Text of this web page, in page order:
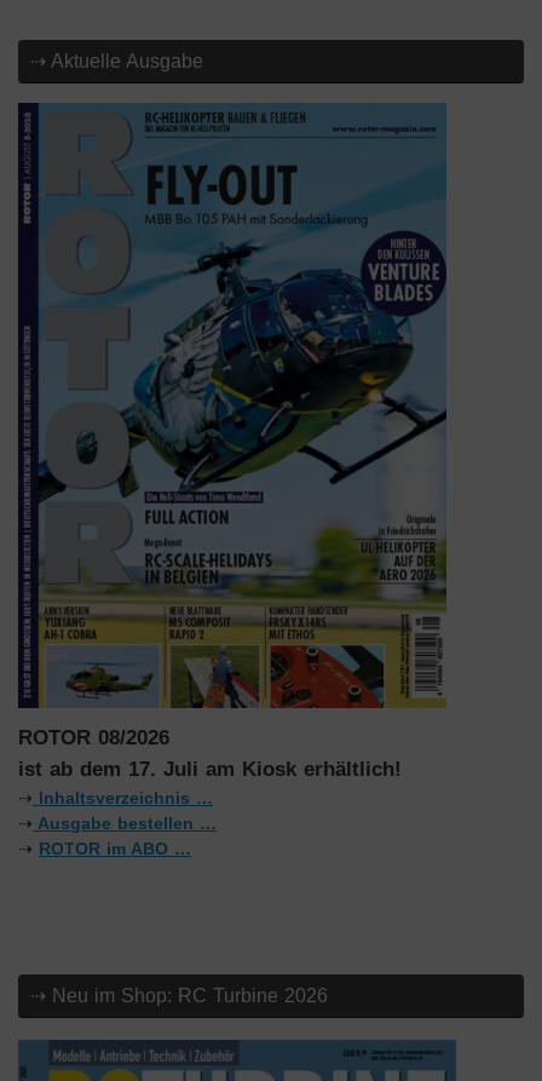
⇢ Aktuelle Ausgabe
ROTOR 08/2026
ist ab dem 17. Juli am Kiosk erhältlich!
⇢ Inhaltsverzeichnis …
⇢ Ausgabe bestellen …
⇢ ROTOR im ABO …
⇢ Neu im Shop: RC Turbine 2026